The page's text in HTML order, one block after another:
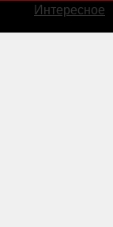
Интересное